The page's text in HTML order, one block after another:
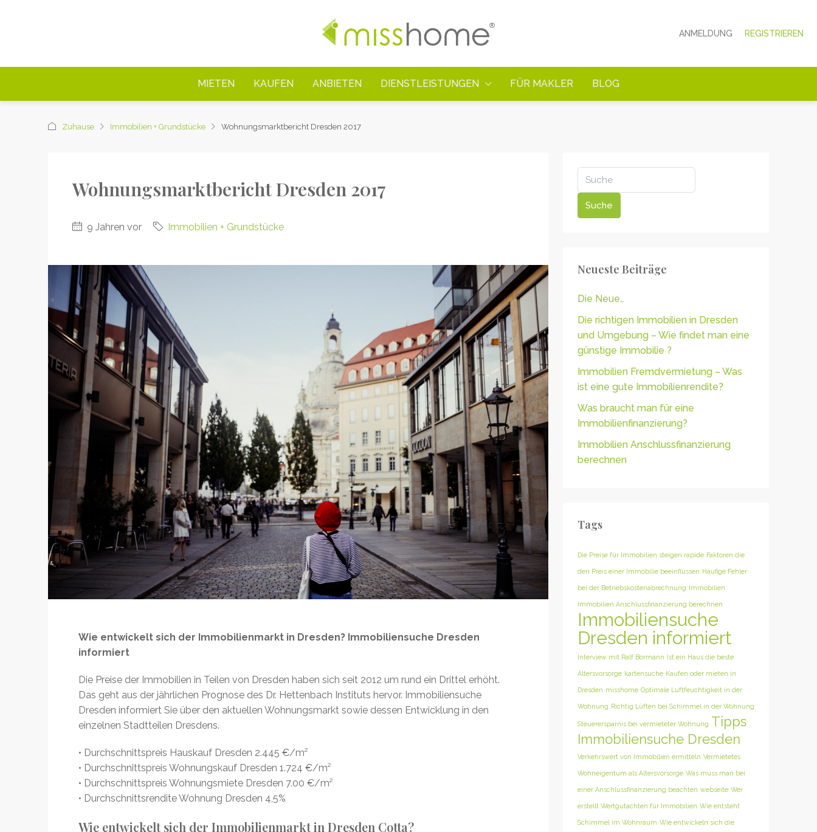
ANMELDUNG REGISTRIEREN
MIETEN KAUFEN ANBIETEN DIENSTLEISTUNGEN FÜR MAKLER BLOG
Zuhause Immobilien + Grundstücke Wohnungsmarktbericht Dresden 2017
Wohnungsmarktbericht Dresden 2017
9 Jahren vor Immobilien + Grundstücke
Wie entwickelt sich der Immobilienmarkt in Dresden? Immobiliensuche Dresden
informiert
Die Preise der Immobilien in Teilen von Dresden haben sich seit 2012 um rund ein Drittel erhöht.
Das geht aus der jährlichen Prognose des Dr. Hettenbach Instituts hervor. Immobiliensuche
Dresden informiert Sie über den aktuellen Wohnungsmarkt sowie dessen Entwicklung in den
einzelnen Stadtteilen Dresdens.
• Durchschnittspreis Hauskauf Dresden 2.445 €/m²
• Durchschnittspreis Wohnungskauf Dresden 1.724 €/m²
• Durchschnittspreis Wohnungsmiete Dresden 7.00 €/m²
• Durchschnittsrendite Wohnung Dresden 4,5%
Wie entwickelt sich der Immobilienmarkt in Dresden Cotta?
Suche
Neueste Beiträge
Die Neue…
Die richtigen Immobilien in Dresden
und Umgebung – Wie findet man eine
günstige Immobilie ?
Immobilien Fremdvermietung – Was
ist eine gute Immobilienrendite?
Was braucht man für eine
Immobilienfinanzierung?
Immobilien Anschlussfinanzierung
berechnen
Tags
Die Preise für Immobilien steigen rapide Faktoren die
den Preis einer Immobilie beeinflussen Häufige Fehler
bei der Betriebskostenabrechnung Immobilien
Immobilien Anschlussfinanzierung berechnen
Immobiliensuche
Dresden informiert
Interview mit Ralf Bormann Ist ein Haus die beste
Altersvorsorge kartensuche Kaufen oder mieten in
Dresden misshome Optimale Luftfeuchtigkeit in der
Wohnung Richtig Lüften bei Schimmel in der Wohnung
Steuerersparnis bei vermieteter Wohnung Tipps
Immobiliensuche Dresden
Verkehrswert von Immobilien ermitteln Vermietetes
Wohneigentum als Altersvorsorge Was muss man bei
einer Anschlussfinanzierung beachten webseite Wer
erstellt Wertgutachten für Immobilien Wie entsteht
Schimmel im Wohnraum Wie entwickeln sich die